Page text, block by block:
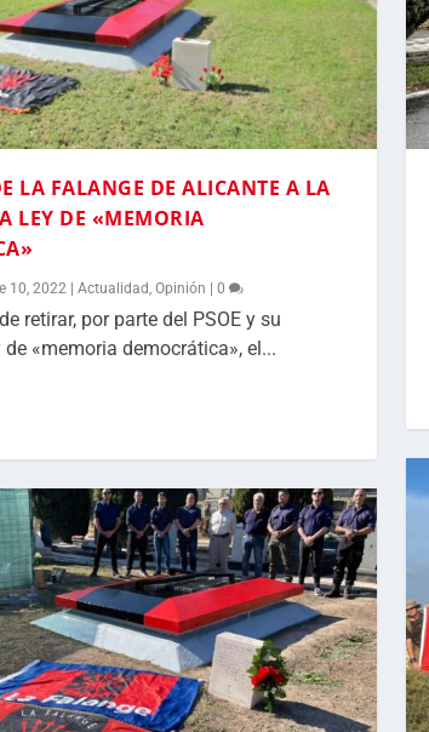
LA FALANGE DE ALICANTE A LA
LEY DE «MEMORIA
10, 2022 |Actualidad,Opinión |0
retirar, por parte del PSOE y su
«memoria democrática», el...